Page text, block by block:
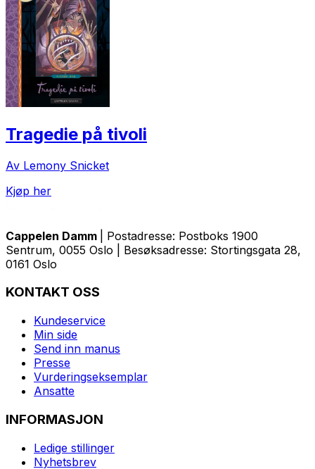
Tragedie på tivoli
Av Lemony Snicket
Kjøp her
Cappelen Damm
| Postadresse: Postboks 1900
Sentrum, 0055 Oslo | Besøksadresse: Stortingsgata 28,
0161 Oslo
KONTAKT OSS
Kundeservice
Min side
Send inn manus
Presse
Vurderingseksemplar
Ansatte
INFORMASJON
Ledige stillinger
Nyhetsbrev